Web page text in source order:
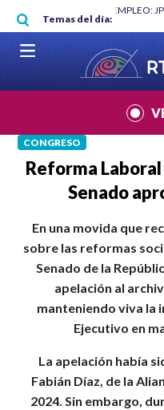
Pasar al contenido principal
Temas del día:
"HABLAR NO ES UN
CONGRESO
Reforma
Senado
En una movida que
sobre las reformas
Senado de la
apelación al
manteniendo viva la
Ejecutivo en
La apelación había
Fabián Díaz, de la
2024. Sin embargo,